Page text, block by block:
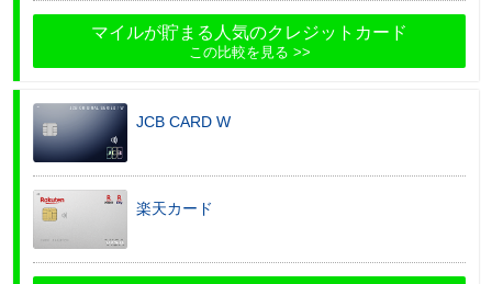
マイルが貯まる人気のクレジットカード
この比較を見る
JCB CARD W
楽天カード